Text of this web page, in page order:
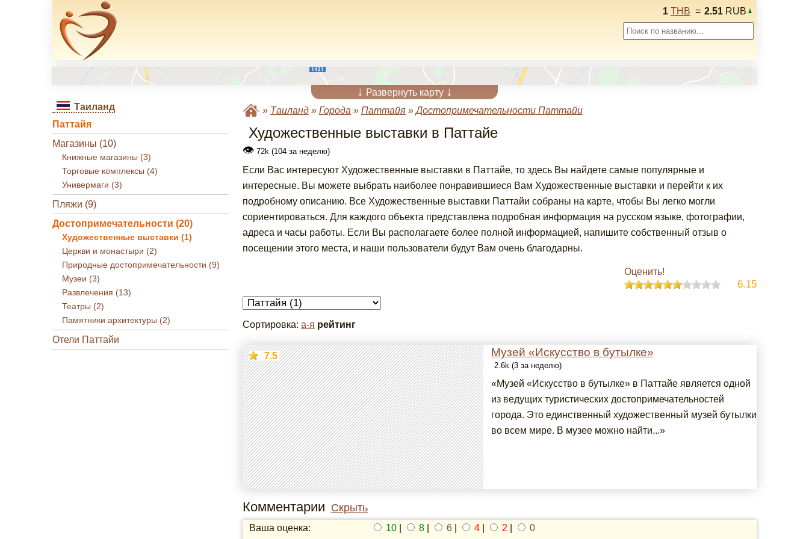
1 THB = 2.51 RUB
↓ Развернуть карту ↓
Таиланд
Паттайя
Магазины (10)
Книжные магазины (3)
Торговые комплексы (4)
Универмаги (3)
Пляжи (9)
Достопримечательности (20)
Художественные выставки (1)
Церкви и монастыри (2)
Природные достопримечательности (9)
Музеи (3)
Развлечения (13)
Театры (2)
Памятники архитектуры (2)
Отели Паттайи
» Таиланд» Города » Паттайя»Достопримечательности Паттайи
Художественные выставки в Паттайе
👁72k (104 за неделю)
Если Вас интересуют Художественные выставки в Паттайе, то здесь Вы найдете самые популярные и
интересные. Вы можете выбрать наиболее понравившиеся Вам Художественные выставки и перейти к их
подробному описанию. Все Художественные выставки Паттайи собраны на карте, чтобы Вы легко могли
сориентироваться. Для каждого объекта представлена подробная информация на русском языке, фотографии,
адреса и часы работы. Если Вы располагаете более полной информацией, напишите собственный отзыв о
посещении этого места, и наши пользователи будут Вам очень благодарны.
Оценить!
6.15
Сортировка: а-я рейтинг
Музей «Искусство в бутылке»
7.5
2.6k (3 за неделю)
«Музей «Искусство в бутылке» в Паттайе является одной
из ведущих туристических достопримечательностей
города. Это единственный художественный музей бутылки
во всем мире. В музее можно найти...»
Комментарии Скрыть
Ваша оценка: 10| 8| 6| 4| 2
0